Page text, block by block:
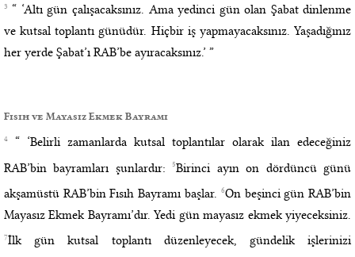
3 “ ‘Altı gün çalışacaksınız. Ama yedinci gün olan Şabat dinlenme
ve kutsal toplantı günüdür. Hiçbir iş yapmayacaksınız. Yaşadığınız
her yerde Şabat’ı RAB’be ayıracaksınız.’ ”
Fısıh ve Mayasız Ekmek Bayramı
4“ ‘Belirli zamanlarda kutsal toplantılar olarak ilan edeceğiniz
RAB’bin bayramları şunlardır:5Birinci ayın on dördüncü günü
akşamüstü RAB’bin Fısıh Bayramı başlar. 6On beşinci gün RAB’bin
Mayasız Ekmek Bayramı’dır. Yedi gün mayasız ekmek yiyeceksiniz.
7İlk gün kutsal toplantı düzenleyecek, gündelik işlerinizi